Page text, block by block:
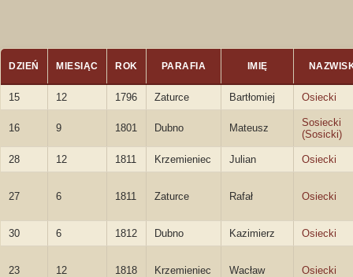
DZIEŃ MIESIĄC ROK PARAFIA IMIĘ
15 12 1796 Zaturce Bartłomiej Osiecki
16 9 1801 Dubno Mateusz
Sosiecki
(Sosicki)
28 12 1811 Krzemieniec Julian Osiecki
27 6 1811 Zaturce Rafał Osiecki
30 6 1812 Dubno Kazimierz Osiecki
23 12 1818 Krzemieniec Wacław Osiecki